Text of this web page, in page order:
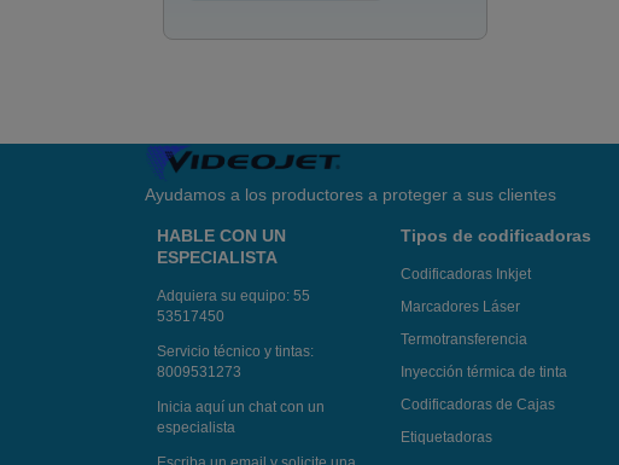
Ayudamos a los productores a proteger a sus clientes
HABLE CON UN
ESPECIALISTA
Adquiera su equipo: 55
53517450
Servicio técnico y tintas:
8009531273
Inicia aquí un chat con un
especialista
Tipos de codificadoras
Codificadoras Inkjet
Marcadores Láser
Termotransferencia
Inyección térmica de tinta
Codificadoras de Cajas
Etiquetadoras